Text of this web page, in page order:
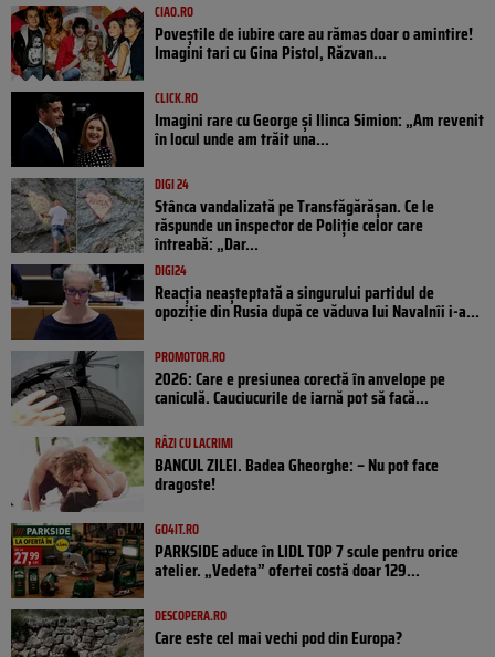
CIAO.RO
Poveştile de iubire care au rămas doar o amintire!
Imagini tari cu Gina Pistol, Răzvan...
CLICK.RO
Imagini rare cu George și Ilinca Simion: „Am revenit
în locul unde am trăit una...
DIGI 24
Stânca vandalizată pe Transfăgărășan. Ce le
răspunde un inspector de Poliție celor care
întreabă: „Dar...
DIGI24
Reacția neașteptată a singurului partidul de
opoziţie din Rusia după ce văduva lui Navalnîi i-a...
PROMOTOR.RO
2026: Care e presiunea corectă în anvelope pe
caniculă. Cauciucurile de iarnă pot să facă...
RÂZI CU LACRIMI
BANCUL ZILEI. Badea Gheorghe: – Nu pot face
dragoste!
GO4IT.RO
PARKSIDE aduce în LIDL TOP 7 scule pentru orice
atelier. „Vedeta” ofertei costă doar 129...
DESCOPERA.RO
Care este cel mai vechi pod din Europa?